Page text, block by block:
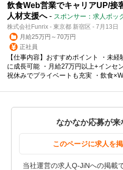
飲食Web営業でキャリアUP/接
人材支援へ- スポンサー：求人ボッ
株式会社Funrix - 東京都 新宿区 - 7月13日
月給25万円～70万円
正社員
【仕事内容】おすすめポイント ・未
に成長可能 ・月給27万円以上+インセ
祝休みでプライベートも充実 ・飲食
なかなか応募が来
このページに求人を
当社運営の求人Q-JiNへの掲載